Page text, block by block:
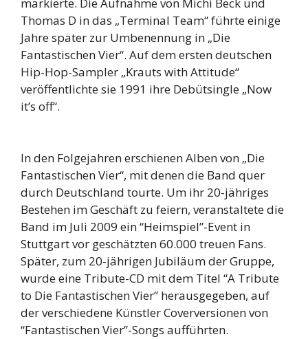
Thomas D in das „Terminal Team“ führte einige
Jahre später zur Umbenennung in „Die
Fantastischen Vier“. Auf dem ersten deutschen
Hip-Hop-Sampler „Krauts with Attitude“
veröffentlichte sie 1991 ihre Debütsingle „Now
it’s off“.
In den Folgejahren erschienen Alben von „Die
Fantastischen Vier“, mit denen die Band quer
durch Deutschland tourte. Um ihr 20-jähriges
Bestehen im Geschäft zu feiern, veranstaltete die
Band im Juli 2009 ein “Heimspiel”-Event in
Stuttgart vor geschätzten 60.000 treuen Fans.
Später, zum 20-jährigen Jubiläum der Gruppe,
wurde eine Tribute-CD mit dem Titel “A Tribute
to Die Fantastischen Vier” herausgegeben, auf
der verschiedene Künstler Coverversionen von
“Fantastischen Vier”-Songs aufführten.